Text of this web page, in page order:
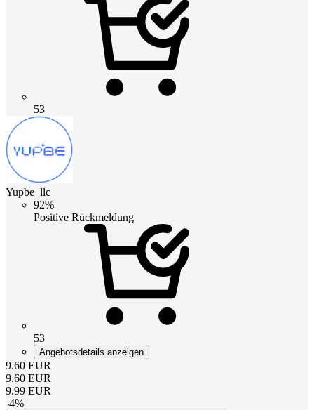
53
Yupbe_llc
92%
Positive Rückmeldung
53
Angebotsdetails anzeigen
9.60 EUR
9.60 EUR
9.99 EUR
-4%